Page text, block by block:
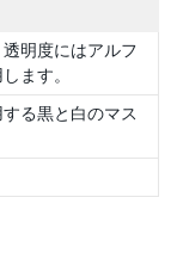
明度にはアルフ
ます。
る黒と白のマス